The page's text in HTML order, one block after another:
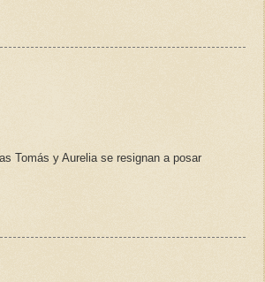
Tomás y Aurelia se resignan a posar